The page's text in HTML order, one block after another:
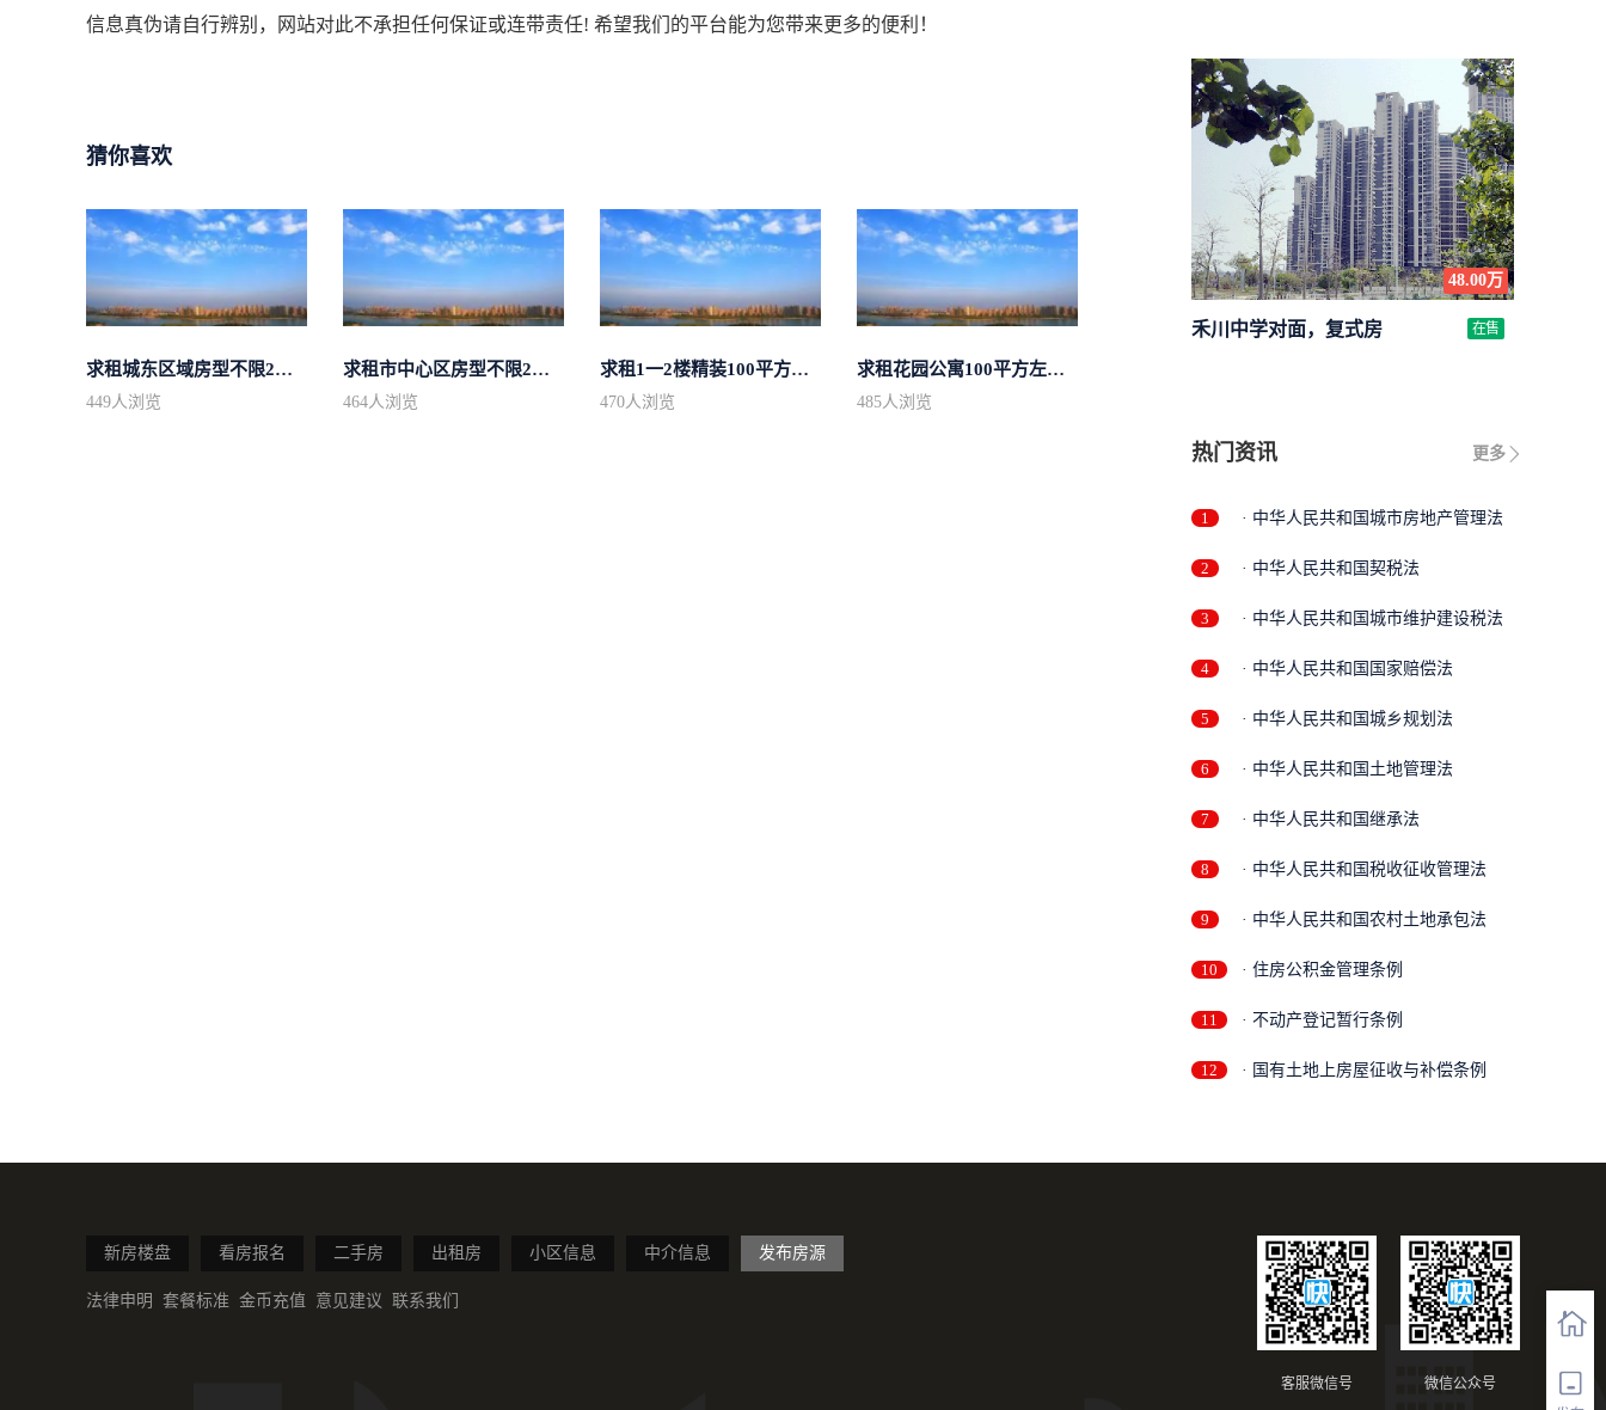
信息真伪请自行辨别，网站对此不承担任何保证或连带责任! 希望我们的平台能为您带来更多的便利！
猜你喜欢
求租城东区域房型不限2室2卫装修不限2...
449人浏览
求租市中心区房型不限2室1厅中档装修
464人浏览
求租1一2楼精装100平方里面基本设备不...
470人浏览
求租花园公寓100平方左右，电梯房
485人浏览
48.00万
禾川中学对面，复式房 在售
更多
热门资讯
1 · 中华人民共和国城市房地产管理法
2 · 中华人民共和国契税法
3 · 中华人民共和国城市维护建设税法
4 · 中华人民共和国国家赔偿法
5 · 中华人民共和国城乡规划法
6 · 中华人民共和国土地管理法
7 · 中华人民共和国继承法
8 · 中华人民共和国税收征收管理法
9 · 中华人民共和国农村土地承包法
10 · 住房公积金管理条例
11 · 不动产登记暂行条例
12 · 国有土地上房屋征收与补偿条例
新房楼盘 看房报名 二手房 出租房 小区信息 中介信息 发布房源
法律申明 套餐标准 金币充值 意见建议 联系我们
微信公众号
客服微信号